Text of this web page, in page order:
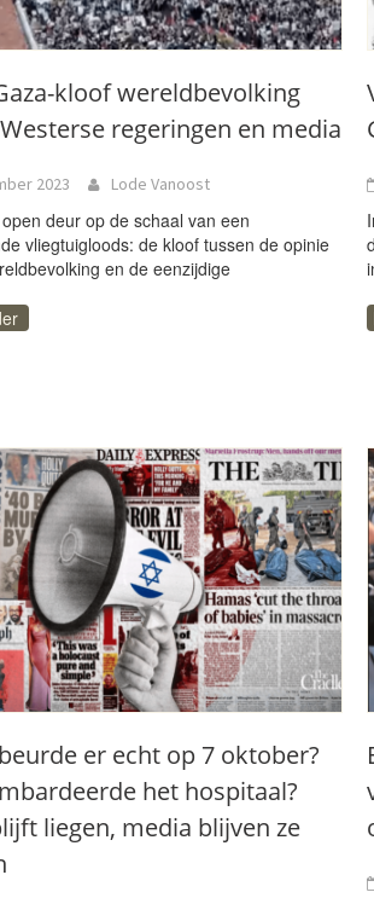
kloof wereldbevolking
regeringen en media
2023 Lode Vanoost
deur op de schaal van een
vliegtuigloods: de kloof tussen de opinie
en de eenzijdige
er echt op 7 oktober?
het hospitaal?
liegen, media blijven ze